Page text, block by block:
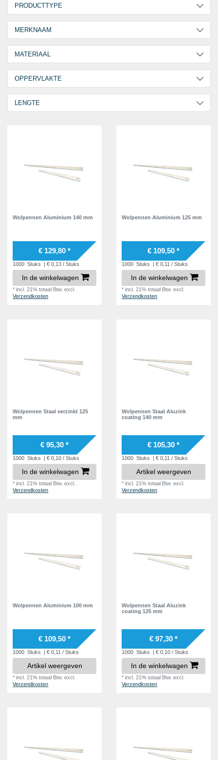
30 Werkdagen 2
PRODUCTTYPE
MERKNAAM
MATERIAAL
Staal
OPPERVLAKTE
Verzinkt
LENGTE
Wolpennen Aluminium 140 mm
€ 129,80 *
1000 Stuks | € 0,13 / Stuks
In de winkelwagen
*incl. 21% totaal Btw. excl.
Verzendkosten
Wolpennen Aluminium 125 mm
€ 109,50 *
1000 Stuks | € 0,11 / Stuks
In de winkelwagen
*incl. 21% totaal Btw. excl.
Verzendkosten
Wolpennen Staal verzinkt 125
mm
€ 95,30 *
1000 Stuks | € 0,10 / Stuks
In de winkelwagen
*incl. 21% totaal Btw. excl.
Verzendkosten
Wolpennen Staal Aluzink
coating 140 mm
€ 105,30 *
1000 Stuks | € 0,11 / Stuks
Artikel weergeven
*incl. 21% totaal Btw. excl.
Verzendkosten
Wolpennen Aluminium 100 mm
€ 109,50 *
1000 Stuks | € 0,11 / Stuks
Artikel weergeven
*incl. 21% totaal Btw. excl.
Verzendkosten
Wolpennen Staal Aluzink
coating 125 mm
€ 97,30 *
1000 Stuks | € 0,10 / Stuks
In de winkelwagen
*incl. 21% totaal Btw. excl.
Verzendkosten